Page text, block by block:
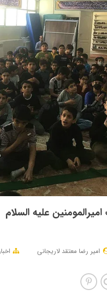
علیه السلام
امیر رضا معتقد لاریجانی